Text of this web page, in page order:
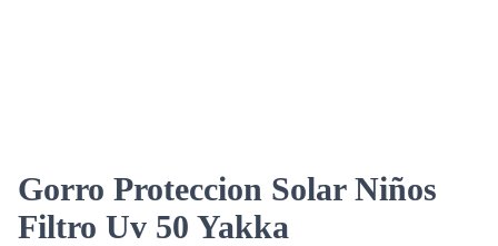
Gorro Proteccion Solar Niños
Filtro Uv 50 Yakka